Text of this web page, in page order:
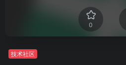
0
技术社区